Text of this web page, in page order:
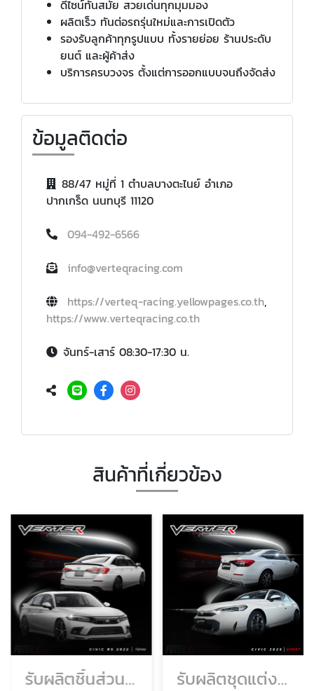
ดีไซน์ทันสมัย สวยเด่นทุกมุมมอง
ผลิตเร็ว ทันต่อรถรุ่นใหม่และการเปิดตัว
รองรับลูกค้าทุกรูปแบบ ทั้งรายย่อย ร้านประดับ
ยนต์ และผู้ค้าส่ง
บริการครบวงจร ตั้งแต่การออกแบบจนถึงจัดส่ง
ข้อมูลติดต่อ
88/47 หมู่ที่ 1 ตำบลบางตะไนย์ อำเภอ
ปากเกร็ด นนทบุรี 11120
094-492-6566
info@verteqracing.com
https://verteq-racing.yellowpages.co.th,
https://www.verteqracing.co.th
จันทร์-เสาร์ 08:30-17:30 น.
สินค้าที่เกี่ยวข้อง
รับผลิตชิ้นส่วนรถยนต์ฮอนด้า ราคาโรงงาน รับผลิตชุดแต่งรถยนต์ฮอนด้า ราคาถูก